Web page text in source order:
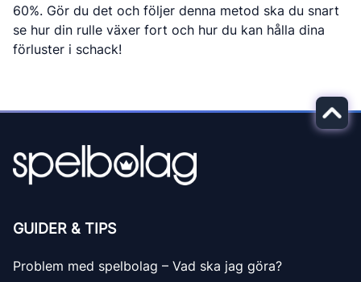
60%. Gör du det och följer denna metod ska du snart
se hur din rulle växer fort och hur du kan hålla dina
förluster i schack!
GUIDER & TIPS
Problem med spelbolag – Vad ska jag göra?